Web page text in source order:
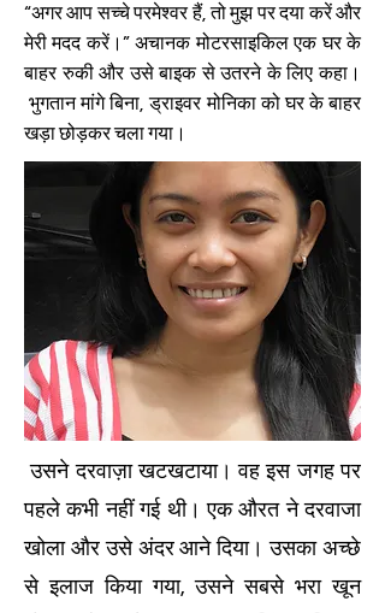
“अगर आप सच्चे परमेश्वर हैं, तो मुझ पर दया करें और
मेरी मदद करें।” अचानक मोटरसाइकिल एक घर के
बाहर रुकी और उसे बाइक से उतरने के लिए कहा।
भुगतान मांगे बिना, ड्राइवर मोनिका को घर के बाहर
खड़ा छोड़कर चला गया।
उसने दरवाज़ा खटखटाया। वह इस जगह पर
पहले कभी नहीं गई थी। एक औरत ने दरवाजा
खोला और उसे अंदर आने दिया। उसका अच्छे
से इलाज किया गया, उसने सबसे भरा खून